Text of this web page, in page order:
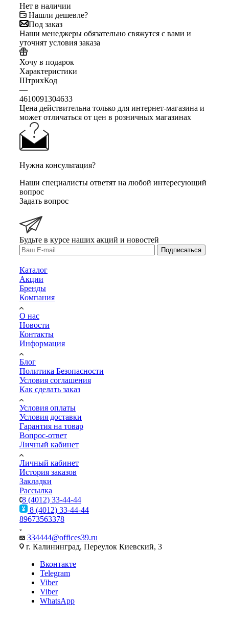
Нет в наличии
Нашли дешевле?
Под заказ
Наши менеджеры обязательно свяжутся с вами и
уточнят условия заказа
Хочу в подарок
Характеристики
ШтрихКод
—
4610091304633
Цена действительна только для интернет-магазина и
может отличаться от цен в розничных магазинах
Нужна консультация?
Наши специалисты ответят на любой интересующий
вопрос
Задать вопрос
Будьте в курсе наших акций и новостей
Подписаться
Каталог
Акции
Бренды
Компания
О нас
Новости
Контакты
Информация
Блог
Политика Безопасности
Условия соглашения
Как сделать заказ
Условия оплаты
Условия доставки
Гарантия на товар
Вопрос-ответ
Личный кабинет
Личный кабинет
История заказов
Закладки
Рассылка
8 (4012) 33-44-44
8 (4012) 33-44-44
89673563378
334444@offices39.ru
г. Калининград, Переулок Киевский, 3
Вконтакте
Telegram
Viber
Viber
WhatsApp